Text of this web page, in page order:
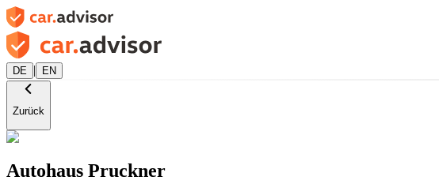
DE | EN
Zurück
Autohaus Pruckner